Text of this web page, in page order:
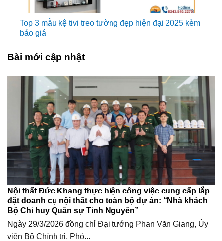
Top 3 mẫu kệ tivi treo tường đẹp hiện đại 2025 kèm
báo giá
Bài mới cập nhật
Nội thất Đức Khang thực hiện công việc cung cấp lắp
đặt doanh cụ nội thất cho toàn bộ dự án: “Nhà khách
Bộ Chỉ huy Quân sự Tỉnh Nguyên”
Ngày 29/3/2026 đồng chỉ Đại tướng Phan Văn Giang, Ủy
viên Bộ Chính trị, Phó...